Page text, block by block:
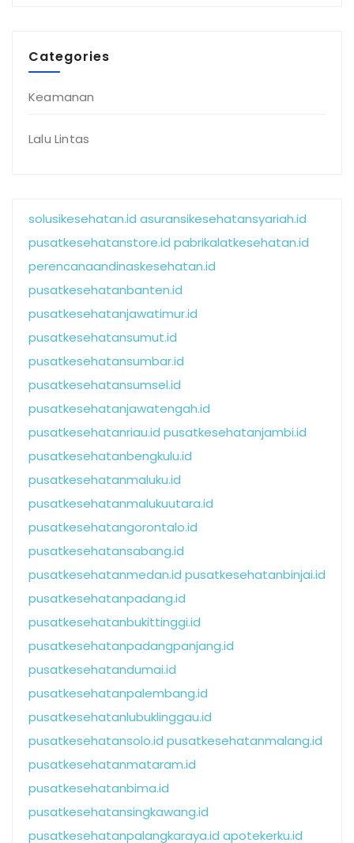
Categories
Keamanan
Lalu Lintas
solusikesehatan.id asuransikesehatansyariah.id
pusatkesehatanstore.id pabrikalatkesehatan.id
perencanaandinaskesehatan.id
pusatkesehatanbanten.id
pusatkesehatanjawatimur.id
pusatkesehatansumut.id
pusatkesehatansumbar.id
pusatkesehatansumsel.id
pusatkesehatanjawatengah.id
pusatkesehatanriau.id pusatkesehatanjambi.id
pusatkesehatanbengkulu.id
pusatkesehatanmaluku.id
pusatkesehatanmalukuutara.id
pusatkesehatangorontalo.id
pusatkesehatansabang.id
pusatkesehatanmedan.id pusatkesehatanbinjai.id
pusatkesehatanpadang.id
pusatkesehatanbukittinggi.id
pusatkesehatanpadangpanjang.id
pusatkesehatandumai.id
pusatkesehatanpalembang.id
pusatkesehatanlubuklinggau.id
pusatkesehatansolo.id pusatkesehatanmalang.id
pusatkesehatanmataram.id
pusatkesehatanbima.id
pusatkesehatansingkawang.id
pusatkesehatanpalangkaraya.id apotekerku.id